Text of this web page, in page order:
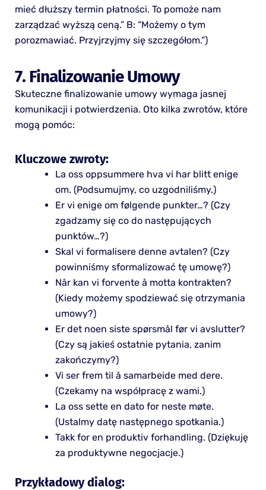
mieć dłuższy termin płatności. To pomoże nam
zarządzać wyższą ceną.” B: “Możemy o tym
porozmawiać. Przyjrzyjmy się szczegółom.”)
7. Finalizowanie Umowy
Skuteczne finalizowanie umowy wymaga jasnej
komunikacji i potwierdzenia. Oto kilka zwrotów, które
mogą pomóc:
Kluczowe zwroty:
La oss oppsummere hva vi har blitt enige
om. (Podsumujmy, co uzgodniliśmy.)
Er vi enige om følgende punkter…? (Czy
zgadzamy się co do następujących
punktów…?)
Skal vi formalisere denne avtalen? (Czy
powinniśmy sformalizować tę umowę?)
Når kan vi forvente å motta kontrakten?
(Kiedy możemy spodziewać się otrzymania
umowy?)
Er det noen siste spørsmål før vi avslutter?
(Czy są jakieś ostatnie pytania, zanim
zakończymy?)
Vi ser frem til å samarbeide med dere.
(Czekamy na współpracę z wami.)
La oss sette en dato for neste møte.
(Ustalmy datę następnego spotkania.)
Takk for en produktiv forhandling. (Dziękuję
za produktywne negocjacje.)
Przykładowy dialog: